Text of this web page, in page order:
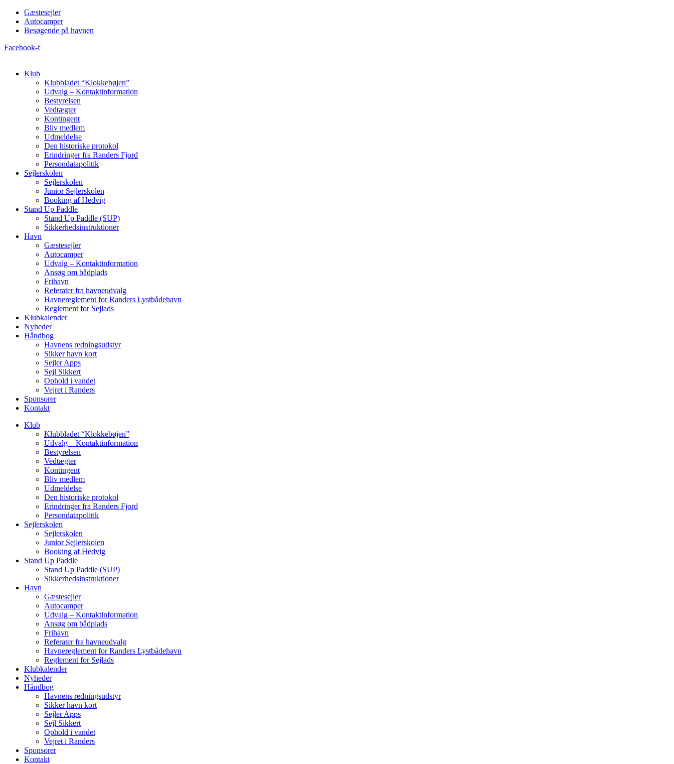
Videre
indhold
Gæstesejler
Autocamper
Besøgende på havnen
Facebook-f
Klub
Klubbladet “Klokkebøjen”
Udvalg – Kontaktinformation
Bestyrelsen
Vedtægter
Kontingent
Bliv medlem
Udmeldelse
Den historiske protokol
Erindringer fra Randers Fjord
Persondatapolitik
Sejlerskolen
Sejlerskolen
Junior Sejlerskolen
Booking af Hedvig
Stand Up Paddle
Stand Up Paddle (SUP)
Sikkerhedsinstruktioner
Havn
Gæstesejler
Autocamper
Udvalg – Kontaktinformation
Ansøg om bådplads
Frihavn
Referater fra havneudvalg
Havnereglement for Randers Lystbådehavn
Reglement for Sejlads
Klubkalender
Nyheder
Håndbog
Havnens redningsudstyr
Sikker havn kort
Sejler Apps
Sejl Sikkert
Ophold i vandet
Vejret i Randers
Sponsorer
Kontakt
Klub
Klubbladet “Klokkebøjen”
Udvalg – Kontaktinformation
Bestyrelsen
Vedtægter
Kontingent
Bliv medlem
Udmeldelse
Den historiske protokol
Erindringer fra Randers Fjord
Persondatapolitik
Sejlerskolen
Sejlerskolen
Junior Sejlerskolen
Booking af Hedvig
Stand Up Paddle
Stand Up Paddle (SUP)
Sikkerhedsinstruktioner
Havn
Gæstesejler
Autocamper
Udvalg – Kontaktinformation
Ansøg om bådplads
Frihavn
Referater fra havneudvalg
Havnereglement for Randers Lystbådehavn
Reglement for Sejlads
Klubkalender
Nyheder
Håndbog
Havnens redningsudstyr
Sikker havn kort
Sejler Apps
Sejl Sikkert
Ophold i vandet
Vejret i Randers
Sponsorer
Kontakt